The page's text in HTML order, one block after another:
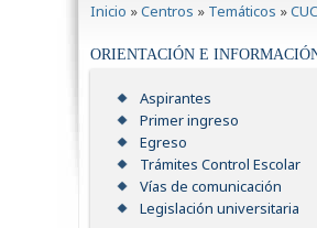
Inicio »Centros » Temáticos »
ORIENTACIÓN E
Aspirantes
Primer ingreso
Egreso
Trámites Control Escolar
Vías de comunicación
Legislación universitaria